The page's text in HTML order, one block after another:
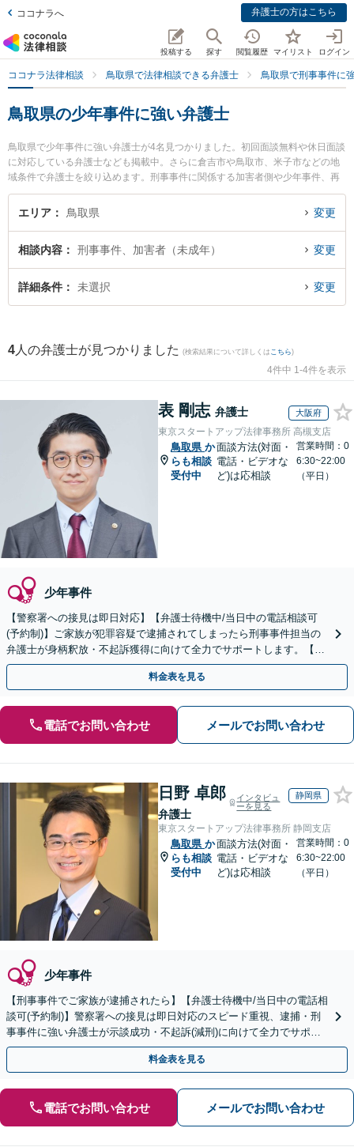
ココナラへ 弁護士の方はこちら
投稿する 探す 閲覧履歴 マイリスト ログイン
ココナラ法律相談 鳥取県で法律相談できる弁護士 鳥取県で刑事事件に
鳥取県の少年事件に強い弁護士
鳥取県で少年事件に強い弁護士が4名見つかりました。初回面談無料や休日面談
に対応している弁護士なども掲載中。さらに倉吉市や鳥取市、米子市などの地
域条件で弁護士を絞り込めます。刑事事件に関係する加害者側や少年事件、再
犯・前科あり等の細かな分野での絞り込み検索もでき便利です。特に弁護士法
人はくと総合法律事務所の中﨑 雄一弁護士や倉吉うつぶき法律事務所の濵田 卓
事件のトラブルを今すぐに弁護士に相談したい』『少年事件のトラブル解決の
実績豊富な近くの弁護士を検索したい』『初回相談無料で少年事件を法律相談
できる鳥取県内の弁護士に相談予約したい』などでお困りの相談者さんにおす
エリア 鳥取県 変更
相談内容 刑事事件、加害者（未成年） 変更
詳細条件 未選択 変更
4 人の弁護士が見つかりました (検索結果について詳しくは こちら)
4件中 1-4件を表示
表 剛志 弁護士 大阪府
東京スタートアップ法律事務所 高槻支店
鳥取県 か
らも相談
受付中
面談方法(対面・
電話・ビデオな
ど)は応相談
営業時間：0
6:30~22:00
（平日）
少年事件
【警察署への接見は即日対応】【弁護士待機中/当日中の電話相談可
(予約制)】ご家族が犯罪容疑で逮捕されてしまったら刑事事件担当の
弁護士が身柄釈放・不起訴獲得に向けて全力でサポートします。【毎
月100名以上の相談実績】【全国対応】
料金表を見る
電話でお問い合わせ メールでお問い合わせ
日野 卓郎
弁護士
インタビュ
ーを見る
静岡県
東京スタートアップ法律事務所 静岡支店
鳥取県 か
らも相談
受付中
面談方法(対面・
電話・ビデオな
ど)は応相談
営業時間：0
6:30~22:00
（平日）
少年事件
【刑事事件でご家族が逮捕されたら】【弁護士待機中/当日中の電話相
談可(予約制)】警察署への接見は即日対応のスピード重視、逮捕・刑
事事件に強い弁護士が示談成功・不起訴(減刑)に向けて全力でサポー
トします。【加害者側の相談専門】
料金表を見る
電話でお問い合わせ メールでお問い合わせ